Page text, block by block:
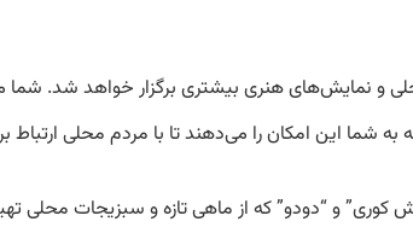
این امکان را می‌دهند تا با مردم محلی ارتباط
کوری” و “دودو” که از ماهی تازه و سبزیجات